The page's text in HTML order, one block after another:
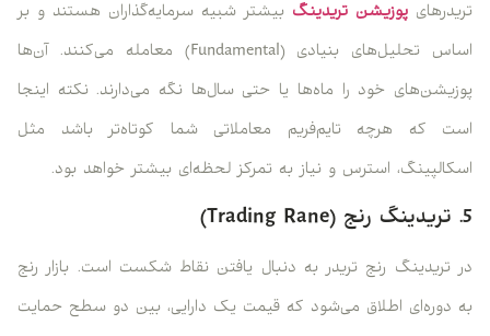
تریدرهای پوزیشن تریدینگ بیشتر شبیه سرمایه‌گذاران هستند و بر
اساس تحلیل‌های بنیادی (Fundamental) معامله می‌کنند. آن‌ها
پوزیشن‌های خود را ماه‌ها یا حتی سال‌ها نگه می‌دارند. نکته اینجا
است که هرچه تایم‌فریم معاملاتی شما کوتاه‌تر باشد مثل
اسکالپینگ، استرس و نیاز به تمرکز لحظه‌ای بیشتر خواهد بود.
5. تریدینگ رنج (Trading Rane)
در تریدینگ رنج تریدر به دنبال یافتن نقاط شکست است. بازار رنج
به دوره‌ای اطلاق می‌شود که قیمت یک دارایی، بین دو سطح حمایت